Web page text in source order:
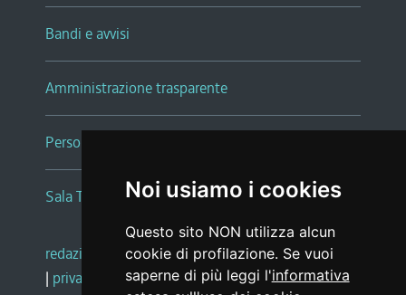
Noi usiamo i cookies
Questo sito NON utilizza alcun
cookie di profilazione. Se vuoi
saperne di più leggi l'informativa
Bandi e avvisi
Amministrazione trasparente
Persone e Uffici
Sala Tiziano Tessitori
redazione web |note legali |glossario
| privacy
social media policy